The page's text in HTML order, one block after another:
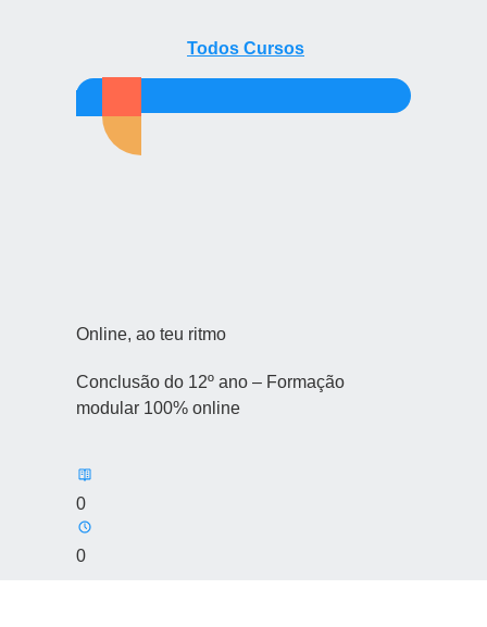
Todos Cursos
Online, ao teu ritmo
Conclusão do 12º ano – Formação
modular 100% online
0
0